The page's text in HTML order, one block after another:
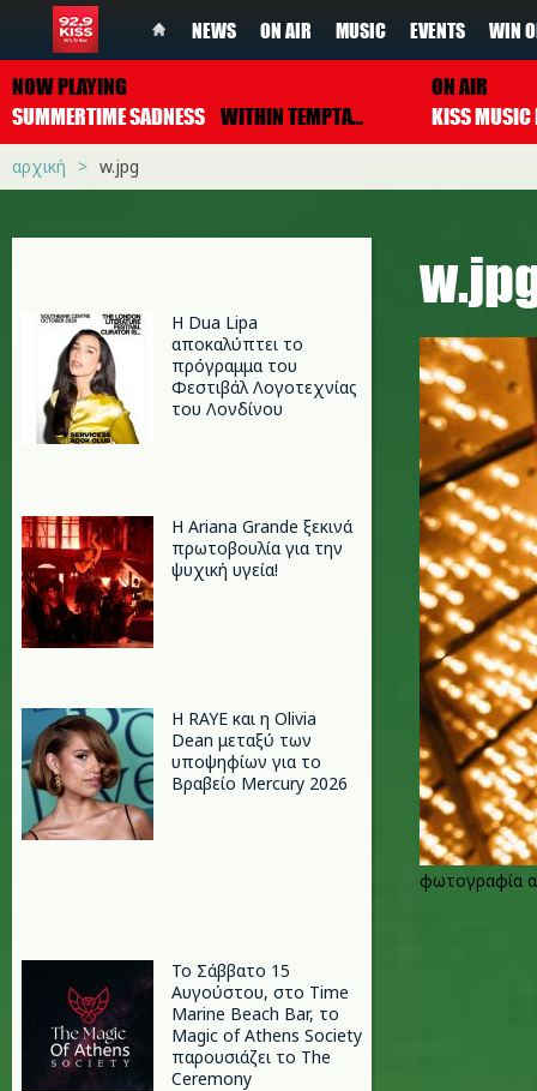
NEWS ON AIR MUSIC EVENTS WIN
NOW PLAYING
SUMMERTIME SADNESS WITHIN TEMPTATION
ON AIR
αρχική w.jpg
Η Dua Lipa
αποκαλύπτει το
πρόγραμμα του
Φεστιβάλ Λογοτεχνίας
του Λονδίνου
Η Ariana Grande ξεκινά
πρωτοβουλία για την
ψυχική υγεία!
Η RAYE και η Olivia
Dean μεταξύ των
υποψηφίων για το
Βραβείο Mercury 2026
Το Σάββατο 15
Αυγούστου, στο Time
Marine Beach Bar, το
Magic of Athens Society
παρουσιάζει το The
Ceremony
φωτογραφία